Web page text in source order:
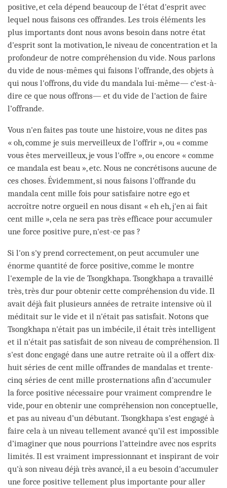
positive, et cela dépend beaucoup de l'état d'esprit avec
lequel nous faisons ces offrandes. Les trois éléments les
plus importants dont nous avons besoin dans notre état
d'esprit sont la motivation, le niveau de concentration et la
profondeur de notre compréhension du vide. Nous parlons
du vide de nous-mêmes qui faisons l'offrande, des objets à
qui nous l'offrons, du vide du mandala lui-même— c’est-à-
dire ce que nous offrons— et du vide de l'action de faire
l’offrande.
Vous n'en faites pas toute une histoire, vous ne dites pas
« oh, comme je suis merveilleux de l'offrir », ou « comme
vous êtes merveilleux, je vous l'offre », ou encore « comme
ce mandala est beau », etc. Nous ne concrétisons aucune de
ces choses. Évidemment, si nous faisons l'offrande du
mandala cent mille fois pour satisfaire notre ego et
accroître notre orgueil en nous disant « eh eh, j'en ai fait
cent mille », cela ne sera pas très efficace pour accumuler
une force positive pure, n'est-ce pas ?
Si l'on s'y prend correctement, on peut accumuler une
énorme quantité de force positive, comme le montre
l'exemple de la vie de Tsongkhapa. Tsongkhapa a travaillé
très, très dur pour obtenir cette compréhension du vide. Il
avait déjà fait plusieurs années de retraite intensive où il
méditait sur le vide et il n'était pas satisfait. Notons que
Tsongkhapa n'était pas un imbécile, il était très intelligent
et il n'était pas satisfait de son niveau de compréhension. Il
s'est donc engagé dans une autre retraite où il a offert dix-
huit séries de cent mille offrandes de mandalas et trente-
cinq séries de cent mille prosternations afin d'accumuler
la force positive nécessaire pour vraiment comprendre le
vide, pour en obtenir une compréhension non conceptuelle,
et pas au niveau d’un débutant. Tsongkhapa s’est engagé à
faire cela à un niveau tellement avancé qu’il est impossible
d’imaginer que nous pourrions l’atteindre avec nos esprits
limités. Il est vraiment impressionnant et inspirant de voir
qu'à son niveau déjà très avancé, il a eu besoin d'accumuler
une force positive tellement plus importante pour aller